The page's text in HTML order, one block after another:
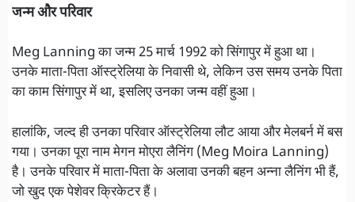
जन्म और परिवार
Meg Lanning का जन्म 25 मार्च 1992 को सिंगापुर में हुआ था।
उनके माता-पिता ऑस्ट्रेलिया के निवासी थे, लेकिन उस समय उनके पिता
का काम सिंगापुर में था, इसलिए उनका जन्म वहीं हुआ।
हालांकि, जल्द ही उनका परिवार ऑस्ट्रेलिया लौट आया और मेलबर्न में बस
गया। उनका पूरा नाम मेगन मोएरा लैनिंग (Meg Moira Lanning)
है। उनके परिवार में माता-पिता के अलावा उनकी बहन अन्ना लैनिंग भी हैं,
जो खुद एक पेशेवर क्रिकेटर हैं।